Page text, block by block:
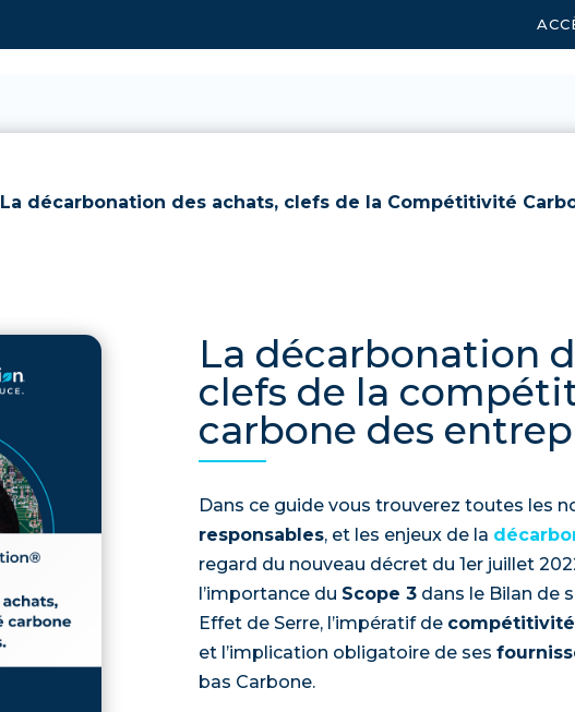
La décarbonation des achats, clefs de la Compétitivité
La décarbonation
clefs de la
carbone des
Dans ce guide vous trouverez toutes les
responsables, et les enjeux de la
regard du nouveau décret du 1er juillet
l’importance du Scope 3dans le Bilan de
Effet de Serre, l’impératif de
et l’implication obligatoire de ses
bas Carbone.